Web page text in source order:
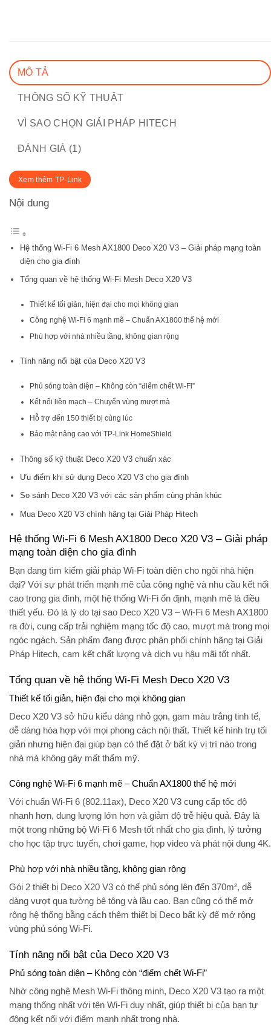
MÔ TẢ
THÔNG SỐ KỸ THUẬT
VÌ SAO CHỌN GIẢI PHÁP HITECH
ĐÁNH GIÁ (1)
Xem thêm TP-Link
Nội dung
Hệ thống Wi-Fi 6 Mesh AX1800 Deco X20 V3 – Giải pháp mạng toàn
diện cho gia đình
Tổng quan về hệ thống Wi-Fi Mesh Deco X20 V3
Thiết kế tối giản, hiện đại cho mọi không gian
Công nghệ Wi-Fi 6 mạnh mẽ – Chuẩn AX1800 thế hệ mới
Phù hợp với nhà nhiều tầng, không gian rộng
Tính năng nổi bật của Deco X20 V3
Phủ sóng toàn diện – Không còn “điểm chết Wi-Fi”
Kết nối liền mạch – Chuyển vùng mượt mà
Hỗ trợ đến 150 thiết bị cùng lúc
Bảo mật nâng cao với TP-Link HomeShield
Thông số kỹ thuật Deco X20 V3 chuẩn xác
Ưu điểm khi sử dụng Deco X20 V3 cho gia đình
So sánh Deco X20 V3 với các sản phẩm cùng phân khúc
Mua Deco X20 V3 chính hãng tại Giải Pháp Hitech
Hệ thống Wi-Fi 6 Mesh AX1800 Deco X20 V3 – Giải pháp
mạng toàn diện cho gia đình
Bạn đang tìm kiếm giải pháp Wi-Fi toàn diện cho ngôi nhà hiện
đại? Với sự phát triển mạnh mẽ của công nghệ và nhu cầu kết nối
cao trong gia đình, một hệ thống Wi-Fi ổn định, mạnh mẽ là điều
thiết yếu. Đó là lý do tại sao Deco X20 V3 – Wi-Fi 6 Mesh AX1800
ra đời, cung cấp trải nghiệm mạng tốc độ cao, mượt mà trong mọi
ngóc ngách. Sản phẩm đang được phân phối chính hãng tại Giải
Pháp Hitech, cam kết chất lượng và dịch vụ hậu mãi tốt nhất.
Tổng quan về hệ thống Wi-Fi Mesh Deco X20 V3
Thiết kế tối giản, hiện đại cho mọi không gian
Deco X20 V3 sở hữu kiểu dáng nhỏ gọn, gam màu trắng tinh tế,
dễ dàng hòa hợp với mọi phong cách nội thất. Thiết kế hình trụ tối
giản nhưng hiện đại giúp bạn có thể đặt ở bất kỳ vị trí nào trong
nhà mà không gây mất thẩm mỹ.
Công nghệ Wi-Fi 6 mạnh mẽ – Chuẩn AX1800 thế hệ mới
Với chuẩn Wi-Fi 6 (802.11ax), Deco X20 V3 cung cấp tốc độ
nhanh hơn, dung lượng lớn hơn và giảm độ trễ hiệu quả. Đây là
một trong những bộ Wi-Fi 6 Mesh tốt nhất cho gia đình, lý tưởng
cho học tập trực tuyến, chơi game, họp video và phát nội dung 4K.
Phù hợp với nhà nhiều tầng, không gian rộng
Gói 2 thiết bị Deco X20 V3 có thể phủ sóng lên đến 370m², dễ
dàng vượt qua tường bê tông và lầu cao. Bạn cũng có thể mở
rộng hệ thống bằng cách thêm thiết bị Deco bất kỳ để mở rộng
vùng phủ sóng Wi-Fi.
Tính năng nổi bật của Deco X20 V3
Phủ sóng toàn diện – Không còn “điểm chết Wi-Fi”
Nhờ công nghệ Mesh Wi-Fi thông minh, Deco X20 V3 tạo ra một
mạng thống nhất với tên Wi-Fi duy nhất, giúp thiết bị của bạn tự
động kết nối với điểm mạnh nhất trong nhà.